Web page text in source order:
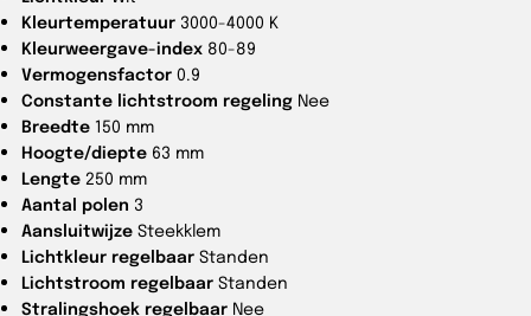
Kleurtemperatuur 3000-4000 K
Kleurweergave-index 80-89
Vermogensfactor 0.9
Constante lichtstroom regeling Nee
Breedte 150 mm
Hoogte/diepte 63 mm
Lengte 250 mm
Aantal polen 3
Aansluitwijze Steekklem
Lichtkleur regelbaar Standen
Lichtstroom regelbaar Standen
Stralingshoek regelbaar Nee